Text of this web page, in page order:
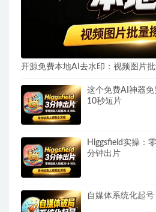
开源免费本地AI去水印：视频图片
这个免费AI神器
10秒短片
Higgsfield实操：
分钟出片
自媒体系统化起